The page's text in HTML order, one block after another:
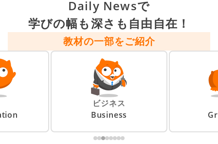
Daily Newsで
学びの幅も深さも自由自在！
教材の一部をご紹介
ビジネス
Business